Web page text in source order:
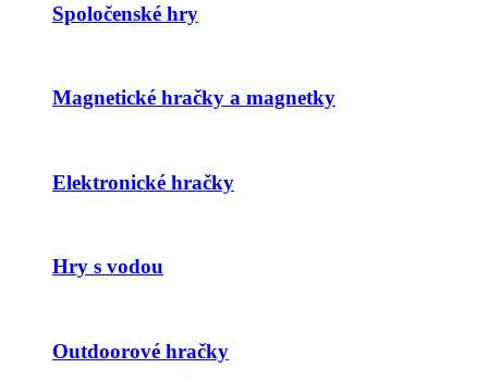
Spoločenské hry
Magnetické hračky a magnetky
Elektronické hračky
Hry s vodou
Outdoorové hračky